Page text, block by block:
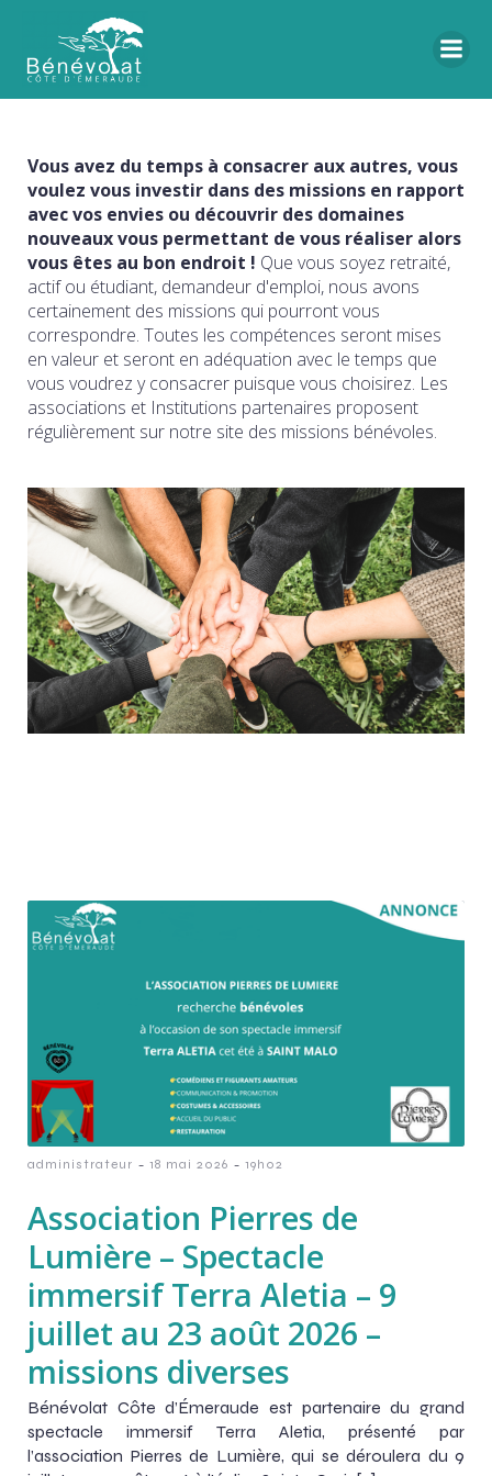
Vous avez du temps à consacrer aux autres, vous
voulez vous investir dans des missions en rapport
avec vos envies ou découvrir des domaines
nouveaux vous permettant de vous réaliser alors
vous êtes au bon endroit ! Que vous soyez retraité,
actif ou étudiant, demandeur d'emploi, nous avons
certainement des missions qui pourront vous
correspondre. Toutes les compétences seront mises
en valeur et seront en adéquation avec le temps que
vous voudrez y consacrer puisque vous choisirez. Les
associations et Institutions partenaires proposent
régulièrement sur notre site des missions bénévoles.
administrateur - 18 mai 2026 - 19h02
Association Pierres de
Lumière – Spectacle
immersif Terra Aletia – 9
juillet au 23 août 2026 –
missions diverses
Bénévolat Côte d’Émeraude est partenaire du grand
spectacle immersif Terra Aletia, présenté par
l’association Pierres de Lumière, qui se déroulera du 9